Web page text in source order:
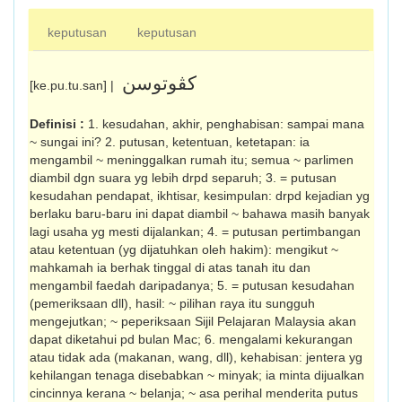
keputusan keputusan
[ke.pu.tu.san] | کڤوتوسن
Definisi : 1. kesudahan, akhir, penghabisan: sampai mana
~ sungai ini? 2. putusan, ketentuan, ketetapan: ia
mengambil ~ meninggalkan rumah itu; semua ~ parlimen
diambil dgn suara yg lebih drpd separuh; 3. = putusan
kesudahan pendapat, ikhtisar, kesimpulan: drpd kejadian yg
berlaku baru-baru ini dapat diambil ~ bahawa masih banyak
lagi usaha yg mesti dijalankan; 4. = putusan pertimbangan
atau ketentuan (yg dijatuhkan oleh hakim): mengikut ~
mahkamah ia berhak tinggal di atas tanah itu dan
mengambil faedah daripadanya; 5. = putusan kesudahan
(pemeriksaan dll), hasil: ~ pilihan raya itu sungguh
mengejutkan; ~ peperiksaan Sijil Pelajaran Malaysia akan
dapat diketahui pd bulan Mac; 6. mengalami kekurangan
atau tidak ada (makanan, wang, dll), kehabisan: jentera yg
kehilangan tenaga disebabkan ~ minyak; ia minta dijualkan
cincinnya kerana ~ belanja; ~ asa perihal menderita putus